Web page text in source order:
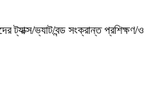
ট্যাক্স/ভ্যাট/বন্ড সংক্রান্ত